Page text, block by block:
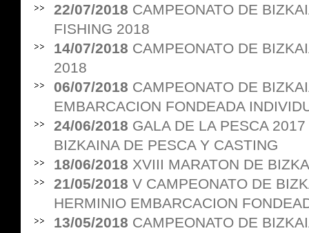
22/07/2018 CAMPEONATO DE
FISHING 2018
14/07/2018 CAMPEONATO DE
2018
06/07/2018 CAMPEONATO DE
EMBARCACION FONDEADA
24/06/2018 GALA DE LA PESCA
BIZKAINA DE PESCA Y CASTING
18/06/2018 XVIII MARATON DE
21/05/2018 V CAMPEONATO DE
HERMINIO EMBARCACION
13/05/2018 CAMPEONATO DE